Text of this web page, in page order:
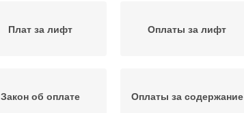
Плат за лифт Оплаты за лифт
Закон об оплате Оплаты за содержание